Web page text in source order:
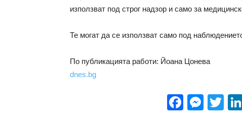
използват под строг надзор и само за
Те могат да се използват само под
По публикацията работи: Йоана Цонева
dnes.bg